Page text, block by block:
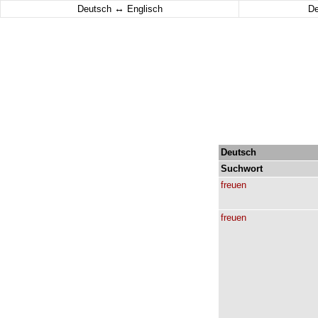
Deutsch ↔ Englisch
Deutsch
Suchwort
freuen
freuen